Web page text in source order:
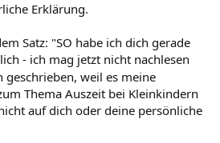
Erklärung.
Satz: "SO habe ich dich gerade
- ich mag jetzt nicht nachlesen
geschrieben, weil es meine
Thema Auszeit bei Kleinkindern
auf dich oder deine persönliche